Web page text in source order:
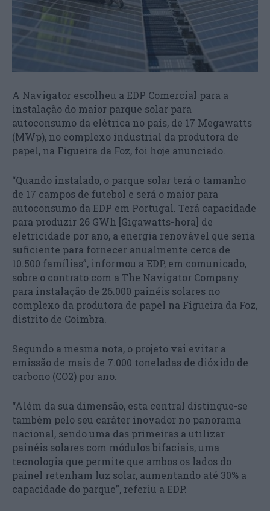
A Navigator escolheu a EDP Comercial para a
instalação do maior parque solar para
autoconsumo da elétrica no país, de 17 Megawatts
(MWp), no complexo industrial da produtora de
papel, na Figueira da Foz, foi hoje anunciado.
“Quando instalado, o parque solar terá o tamanho
de 17 campos de futebol e será o maior para
autoconsumo da EDP em Portugal. Terá capacidade
para produzir 26 GWh [Gigawatts-hora] de
eletricidade por ano, a energia renovável que seria
suficiente para fornecer anualmente cerca de
10.500 famílias”, informou a EDP, em comunicado,
sobre o contrato com a The Navigator Company
para instalação de 26.000 painéis solares no
complexo da produtora de papel na Figueira da Foz,
distrito de Coimbra.
Segundo a mesma nota, o projeto vai evitar a
emissão de mais de 7.000 toneladas de dióxido de
carbono (CO2) por ano.
“Além da sua dimensão, esta central distingue-se
também pelo seu caráter inovador no panorama
nacional, sendo uma das primeiras a utilizar
painéis solares com módulos bifaciais, uma
tecnologia que permite que ambos os lados do
painel retenham luz solar, aumentando até 30% a
capacidade do parque”, referiu a EDP.